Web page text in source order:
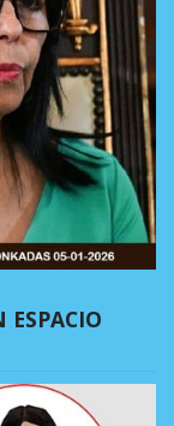
ESPACIO